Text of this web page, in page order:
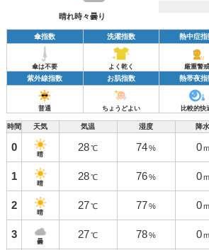
晴れ時々曇り
傘指数 洗濯指数 熱中症指
傘は不要 よく乾く 厳重警戒
紫外線指数 お肌指数 熱帯夜指
普通 ちょうどよい 比較的快
時間 天気 気温 湿度 降
0
晴
28 ℃ 74 % 0
1
晴
28 ℃ 76 % 0
2
晴
27 ℃ 77 % 0
3
曇
27 ℃ 78 % 0